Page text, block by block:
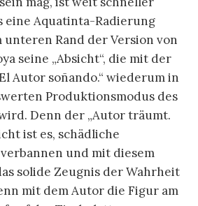
Schlafes und der Träume
Mary Shelley, Plutarch,
in Bild und Text an. Über
war er sich selbst ein
die Suchanfrage „Füssli
Ich von Bing: „Ich vermute,
Gemälde „Der Nachtmahr“
Füssli beziehen. Es ist ein
aus der Romantik-Ära, das
zeigt, die von einem
heimgesucht wird. Das